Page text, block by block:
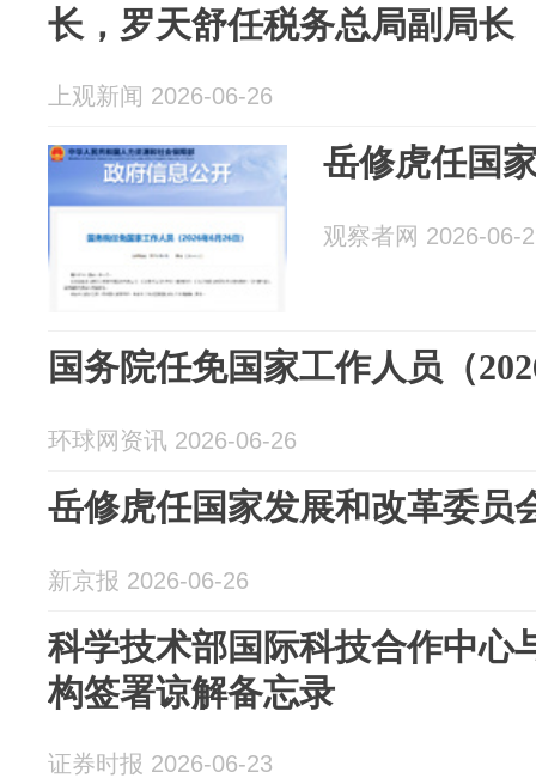
长，罗天舒任税务总局副局长
上观新闻 2026-06-26
岳修虎任国
观察者网 2026-06-
国务院任免国家工作人员（
环球网资讯 2026-06-26
岳修虎任国家发展和改革委员
新京报 2026-06-26
科学技术部国际科技合作中心
构签署谅解备忘录
证券时报 2026-06-23